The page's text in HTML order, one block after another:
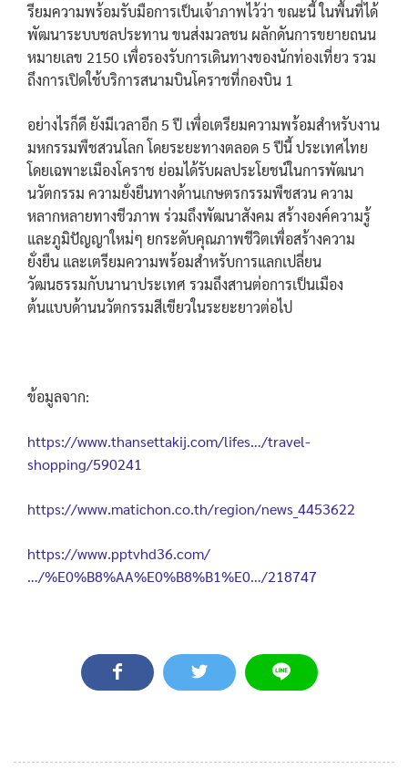
รียมความพร้อมรับมือการเป็นเจ้าภาพไว้ว่า ขณะนี้ ในพื้นที่ได้
พัฒนาระบบชลประทาน ขนส่งมวลชน ผลักดันการขยายถนน
หมายเลข 2150 เพื่อรองรับการเดินทางของนักท่องเที่ยว รวม
ถึงการเปิดใช้บริการสนามบินโคราชที่กองบิน 1
อย่างไรก็ดี ยังมีเวลาอีก 5 ปี เพื่อเตรียมความพร้อมสำหรับงาน
มหกรรมพืชสวนโลก โดยระยะทางตลอด 5 ปีนี้ ประเทศไทย
โดยเฉพาะเมืองโคราช ย่อมได้รับผลประโยชน์ในการพัฒนา
นวัตกรรม ความยั่งยืนทางด้านเกษตรกรรมพืชสวน ความ
หลากหลายทางชีวภาพ ร่วมถึงพัฒนาสังคม สร้างองค์ความรู้
และภูมิปัญญาใหม่ๆ ยกระดับคุณภาพชีวิตเพื่อสร้างความ
ยั่งยืน และเตรียมความพร้อมสำหรับการแลกเปลี่ยน
วัฒนธรรมกับนานาประเทศ รวมถึงสานต่อการเป็นเมือง
ต้นแบบด้านนวัตกรรมสีเขียวในระยะยาวต่อไป
ข้อมูลจาก:
https://www.thansettakij.com/lifes…/travel-
shopping/590241
https://www.matichon.co.th/region/news_4453622
https://www.pptvhd36.com/
…/%E0%B8%AA%E0%B8%B1%E0…/218747